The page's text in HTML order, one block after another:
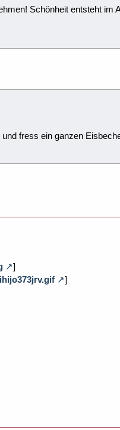
Schönheit entsteht
fress ein ganzen
]
]